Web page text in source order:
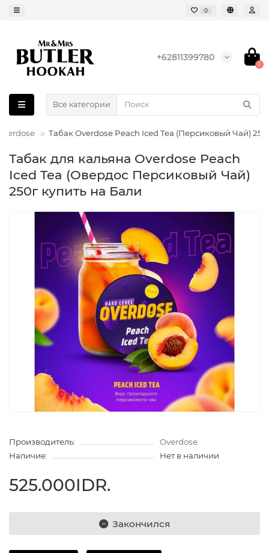
0
+62811399780
0
Все категории
Табак Overdose Peach Iced Tea (Персиковый Чай)
Табак для кальяна Overdose Peach
Iced Tea (Овердос Персиковый Чай)
250г купить на Бали
Производитель:
Overdose
Наличие:
Нет в наличии
525.000IDR.
Закончился